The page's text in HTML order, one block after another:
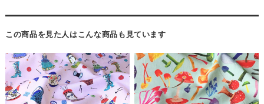
この商品を見た人はこんな商品も見ています